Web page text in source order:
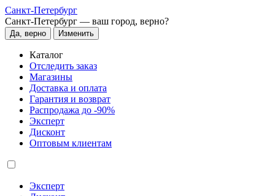
Санкт-Петербург
Санкт-Петербург — ваш город, верно?
Да, верно Изменить
Каталог
Отследить заказ
Магазины
Доставка и оплата
Гарантия и возврат
Распродажа до -90%
Эксперт
Дисконт
Оптовым клиентам
Эксперт